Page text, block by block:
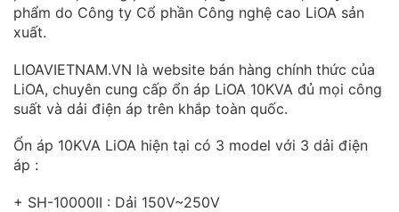
phẩm do Công ty Cổ phần Công nghệ cao LiOA sản
xuất.
LIOAVIETNAM.VN là website bán hàng chính thức của
LiOA, chuyên cung cấp ổn áp LiOA 10KVA đủ mọi công
suất và dải điện áp trên khắp toàn quốc.
Ổn áp 10KVA LiOA hiện tại có 3 model với 3 dải điện
áp :
+ SH-10000II : Dải 150V~250V